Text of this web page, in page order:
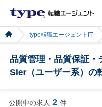
type転職エージェントIT
品質管理・品質保証・
SIer（ユーザー系）の
公開中の求人 2 件